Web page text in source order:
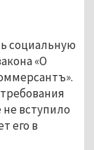
социальную
«О
не вступило
его в